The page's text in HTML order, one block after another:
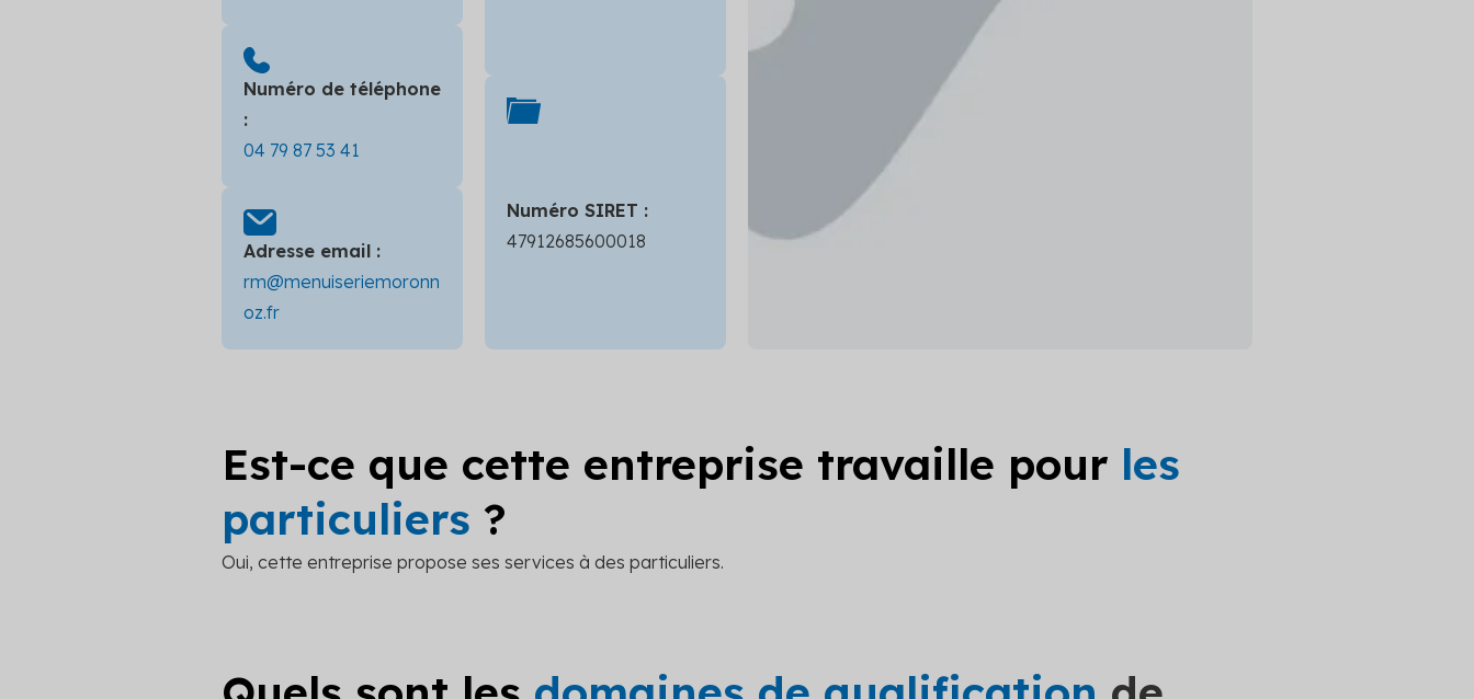
Numéro de téléphone
:
04 79 87 53 41
Adresse email :
rm@menuiseriemoronn
oz.fr
Numéro SIRET :
47912685600018
Est-ce que cette entreprise travaille pour les
particuliers ?
Oui, cette entreprise propose ses services à des particuliers.